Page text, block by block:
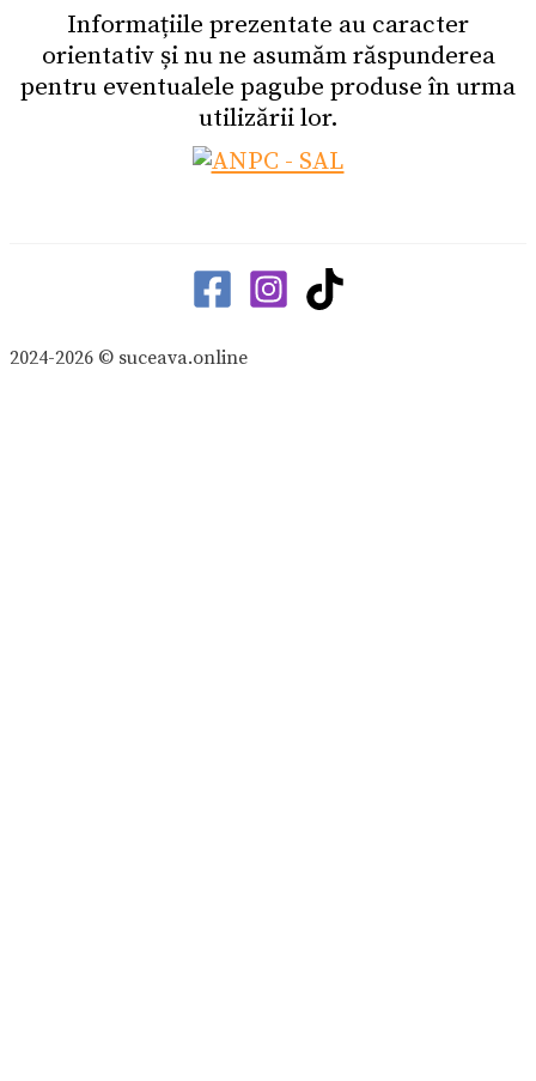
Informațiile prezentate au caracter
orientativ și nu ne asumăm răspunderea
pentru eventualele pagube produse în urma
utilizării lor.
2024-2026 © suceava.online